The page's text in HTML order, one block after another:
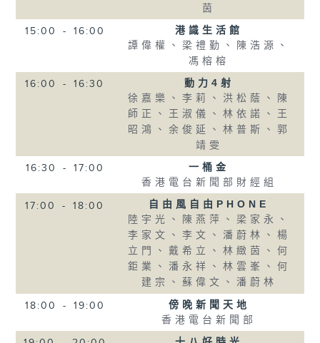
茵
15:00 - 16:00
港識生活館
譚偉權、梁禮勤、陳浩源、
馮榕榕
16:00 - 16:30
動力4射
徐嘉樂、李莉、洪松蔭、陳
師正、王淑儀、林依諾、王
昭鴻、余俊延、林普斯、郭
靖雯
16:30 - 17:00
一桶金
香港電台新聞部財經組
17:00 - 18:00
自由風自由PHONE
陸宇光、陳燕萍、梁家永、
李家文、李文、潘蔚林、楊
立門、戴希立、林緻茵、何
鉅業、潘永祥、林雲峯、何
建宗、蘇偉文、潘蔚林
18:00 - 19:00
傍晚新聞天地
香港電台新聞部